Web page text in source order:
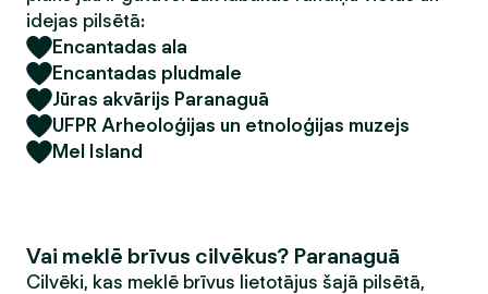
idejas pilsētā:
Encantadas ala
Encantadas pludmale
Jūras akvārijs Paranaguā
UFPR Arheoloģijas un etnoloģijas muzejs
Mel Island
Vai meklē brīvus cilvēkus? Paranaguā
Cilvēki, kas meklē brīvus lietotājus šajā pilsētā,